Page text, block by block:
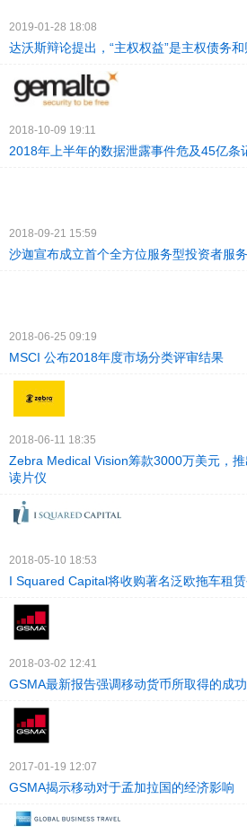
2019-01-28 18:08
达沃斯辩论提出，“主权权益”是主权债务
2018-10-09 19:11
2018年上半年的数据泄露事件危及45亿条
2018-09-21 15:59
沙迦宣布成立首个全方位服务型投资者服
2018-06-25 09:19
MSCI 公布2018年度市场分类评审结果
2018-06-11 18:35
Zebra Medical Vision筹款3000万美元，
读片仪
2018-05-10 18:53
I Squared Capital将收购著名泛欧拖车租
2018-03-02 12:41
GSMA最新报告强调移动货币所取得的成
2017-01-19 12:07
GSMA揭示移动对于孟加拉国的经济影响